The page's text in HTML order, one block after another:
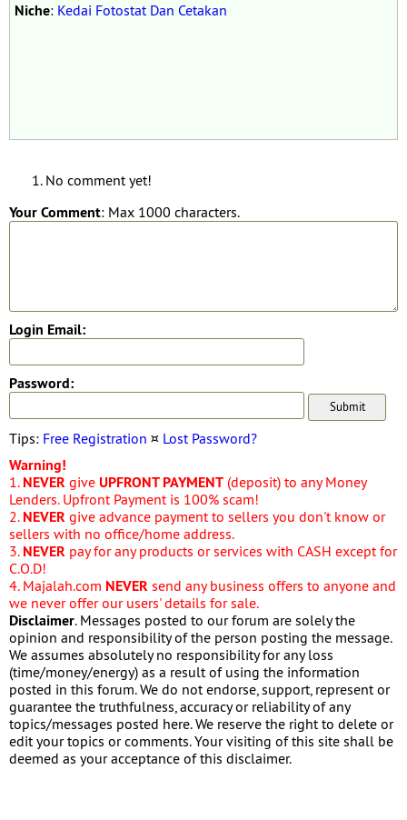
Niche: Kedai Fotostat Dan Cetakan
No comment yet!
Your Comment: Max 1000 characters.
Login Email:
Password:
Tips: Free Registration ¤ Lost Password?
Warning!
1. NEVER give UPFRONT PAYMENT (deposit) to any Money
Lenders. Upfront Payment is 100% scam!
2. NEVER give advance payment to sellers you don't know or
sellers with no office/home address.
3. NEVER pay for any products or services with CASH except for
C.O.D!
4. Majalah.com NEVER send any business offers to anyone and
we never offer our users' details for sale.
Disclaimer. Messages posted to our forum are solely the
opinion and responsibility of the person posting the message.
We assumes absolutely no responsibility for any loss
(time/money/energy) as a result of using the information
posted in this forum. We do not endorse, support, represent or
guarantee the truthfulness, accuracy or reliability of any
topics/messages posted here. We reserve the right to delete or
edit your topics or comments. Your visiting of this site shall be
deemed as your acceptance of this disclaimer.